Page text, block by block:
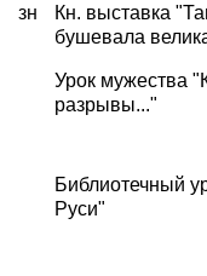
зн
Кн. выставка
бушевала
Урок мужества
разрывы..."
Библиотечный
Руси"